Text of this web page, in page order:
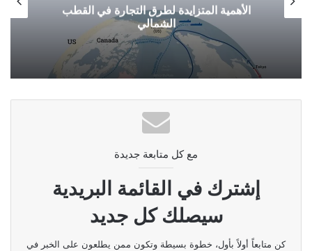
الأهمية المتزايدة لطرق التجارة في القطب
الشمالي
مع كل متابعة جديدة
إشترك في القائمة البريدية
سيصلك كل جديد
كن متابعاً أولاً بأول، خطوة بسيطة وتكون ممن يطلعون على الخبر في